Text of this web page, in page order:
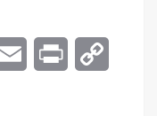
Email Print